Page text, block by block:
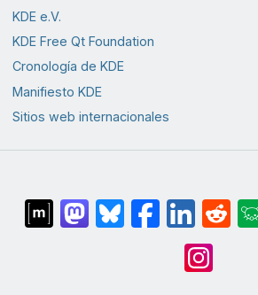
KDE e.V.
KDE Free Qt Foundation
Cronología de KDE
Manifiesto KDE
Sitios web internacionales